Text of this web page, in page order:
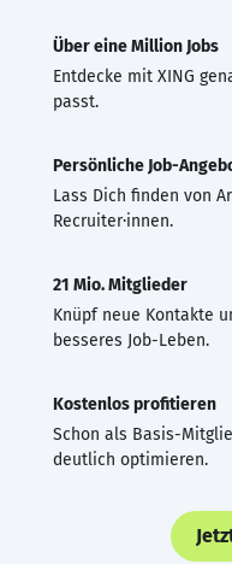
Über eine Million Jobs
Entdecke mit XING
passt.
Persönliche Job-
Lass Dich finden von
Recruiter·innen.
21 Mio. Mitglieder
Knüpf neue Kontakte
besseres Job-Leben.
Kostenlos profitieren
Schon als Basis-
deutlich optimieren.